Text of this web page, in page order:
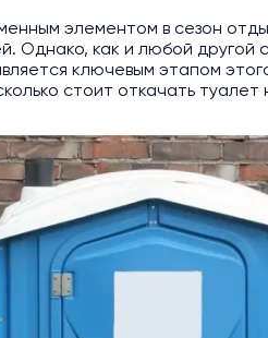
элементом в сезон
как и любой другой
ключевым этапом
стоит откачать туалет